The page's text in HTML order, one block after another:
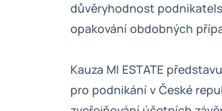
důvěryhodnost
opakování obdobných
Kauza MI ESTATE
pro podnikání v České